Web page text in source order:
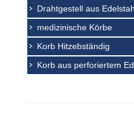
Drahtgestell aus
medizinische Körbe
Korb Hitzebständig
Korb aus perforiertem